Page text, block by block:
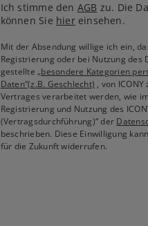
Ich stimme den AGB zu. Die
können Sie hiereinsehen.
Mit der Absendung willige ich ein,
Registrierung oder bei Nutzung des
gestellte„besondere Kategorien
Daten“(z.B. Geschlecht) , von
Vertrages verarbeitet werden, wie
Registrierung und Nutzung des
(Vertragsdurchführung)“ der
beschrieben. Diese Einwilligung
für die Zukunft widerrufen.